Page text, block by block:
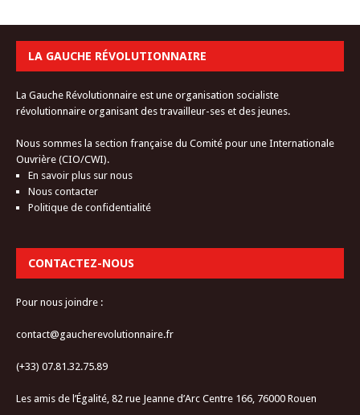
LA GAUCHE RÉVOLUTIONNAIRE
La Gauche Révolutionnaire est une organisation socialiste
révolutionnaire organisant des travailleur-ses et des jeunes.
Nous sommes la section française du Comité pour une Internationale
Ouvrière (CIO/CWI).
En savoir plus sur nous
Nous contacter
Politique de confidentialité
CONTACTEZ-NOUS
Pour nous joindre :
contact@gaucherevolutionnaire.fr
(+33) 07.81.32.75.89
Les amis de l’Égalité, 82 rue Jeanne d’Arc Centre 166, 76000 Rouen